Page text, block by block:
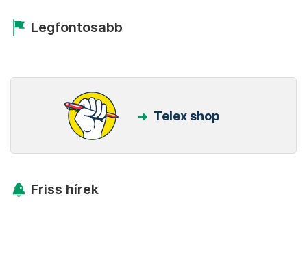
Legfontosabb
Telex shop
Friss hírek